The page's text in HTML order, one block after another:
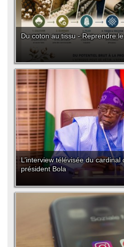
Du coton au tissu - Reprendre
L’interview télévisée du
président Bola